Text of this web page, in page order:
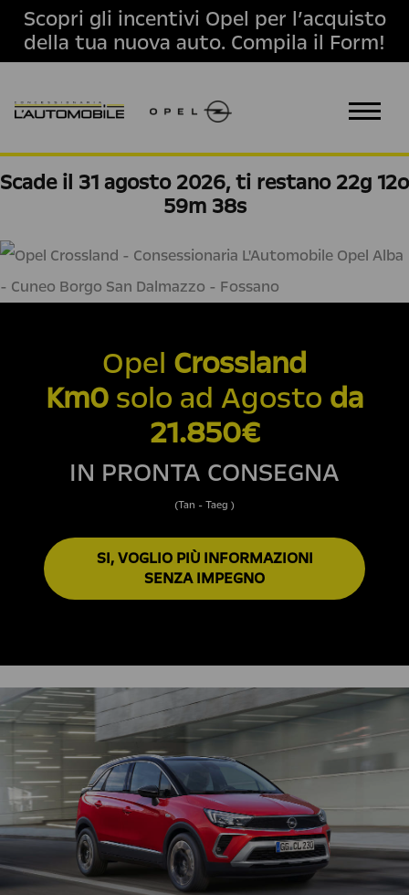
Scopri gli incentivi Opel per l’acquisto
della tua nuova auto. Compila il Form!
Scade il 31 agosto 2026, ti restano 22g 12o
59m 37s
Opel Crossland
Km0 solo ad Agosto da
21.850€
IN PRONTA CONSEGNA
(Tan - Taeg )
SI, VOGLIO PIÙ INFORMAZIONI
SENZA IMPEGNO